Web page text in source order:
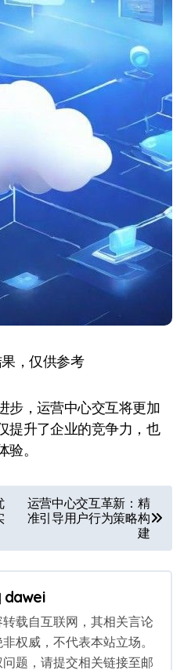
，仅供参考
步，运营中心交互将更加
提升了企业的竞争力，也
。
运营中心交互革新：精
准引导用户行为策略构
建
dawei
转载自互联网，其相关言论
权威，不代表本站立场。
题，请提交相关链接至邮